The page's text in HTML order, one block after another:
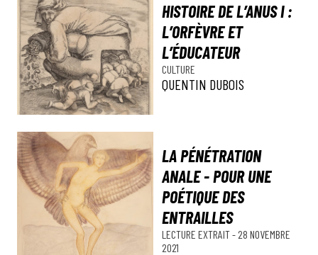
HISTOIRE DE L’ANUS I :
L’ORFÈVRE ET
L’ÉDUCATEUR
CULTURE
QUENTIN DUBOIS
LA PÉNÉTRATION
ANALE - POUR UNE
POÉTIQUE DES
ENTRAILLES
LECTURE EXTRAIT- 28 NOVEMBRE
2021